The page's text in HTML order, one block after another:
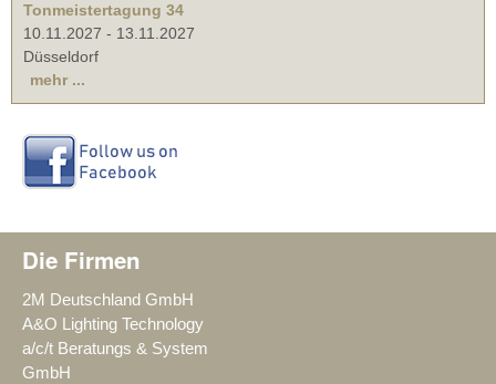
Tonmeistertagung 34
10.11.2027 - 13.11.2027
Düsseldorf
mehr ...
Die Firmen
2M Deutschland GmbH
A&O Lighting Technology
a/c/t Beratungs & System
GmbH